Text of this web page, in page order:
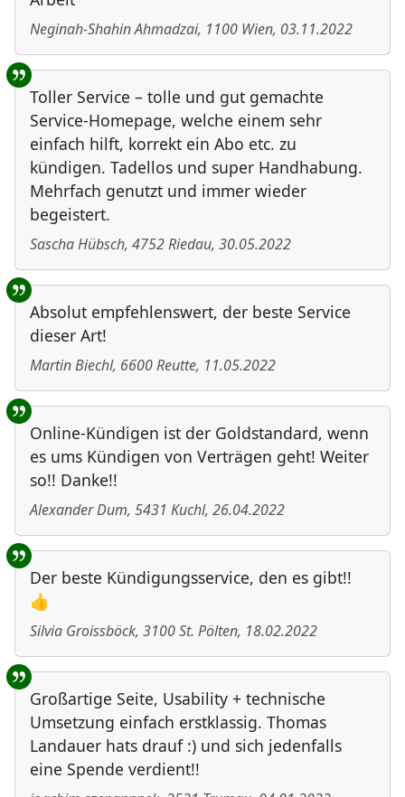
Neginah-Shahin Ahmadzai, 1100 Wien, 03.11.2022
Toller Service – tolle und gut gemachte
Service-Homepage, welche einem sehr
einfach hilft, korrekt ein Abo etc. zu
kündigen. Tadellos und super Handhabung.
Mehrfach genutzt und immer wieder
begeistert.
Sascha Hübsch, 4752Riedau, 30.05.2022
Absolut empfehlenswert, der beste Service
dieser Art!
Martin Biechl, 6600Reutte, 11.05.2022
Online-Kündigen ist der Goldstandard, wenn
es ums Kündigen von Verträgen geht! Weiter
so!! Danke!!
Alexander Dum, 5431 Kuchl, 26.04.2022
Der beste Kündigungsservice, den es gibt!!
👍
Silvia Groissböck, 3100St. Pölten, 18.02.2022
Großartige Seite, Usability + technische
Umsetzung einfach erstklassig. Thomas
Landauer hats drauf :) und sich jedenfalls
eine Spende verdient!!